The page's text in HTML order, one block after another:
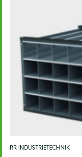
RR INDUSTRIETECHNIK